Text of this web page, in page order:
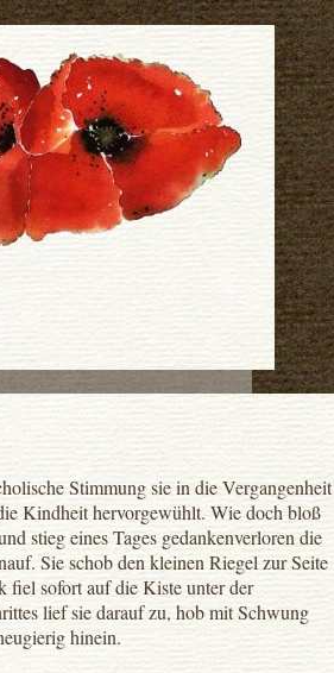
Stimmung sie in die Vergangenheit
Kindheit hervorgewühlt. Wie doch bloß
stieg eines Tages gedankenverloren die
Sie schob den kleinen Riegel zur Seite
sofort auf die Kiste unter der
lief sie darauf zu, hob mit Schwung
hinein.